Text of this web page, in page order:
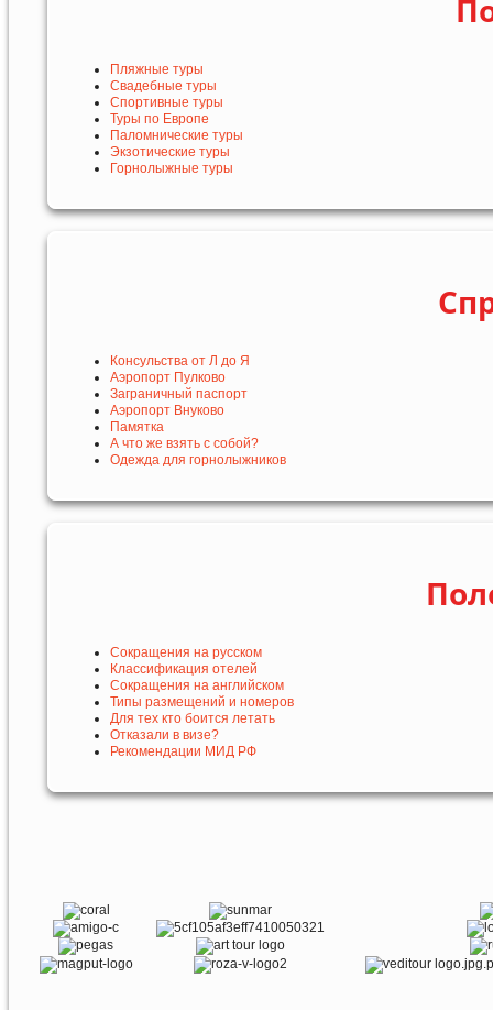
Пляжные туры
Свадебные туры
Спортивные туры
Туры по Европе
Паломнические туры
Экзотические туры
Горнолыжные туры
Консульства от Л до Я
Аэропорт Пулково
Заграничный паспорт
Аэропорт Внуково
Памятка
А что же взять с собой?
Одежда для горнолыжников
Сокращения на русском
Классификация отелей
Сокращения на английском
Типы размещений и номеров
Для тех кто боится летать
Отказали в визе?
Рекомендации МИД РФ